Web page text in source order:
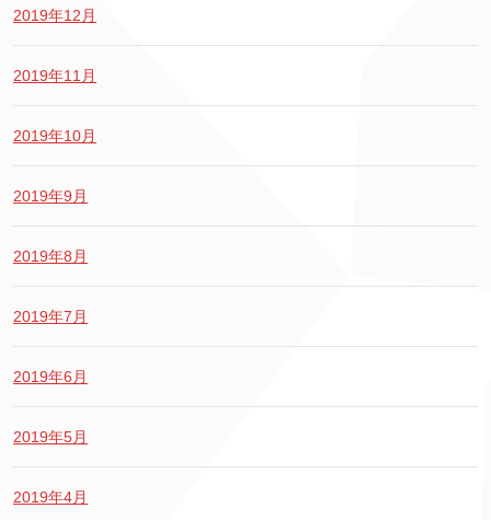
2019年12月
2019年11月
2019年10月
2019年9月
2019年8月
2019年7月
2019年6月
2019年5月
2019年4月